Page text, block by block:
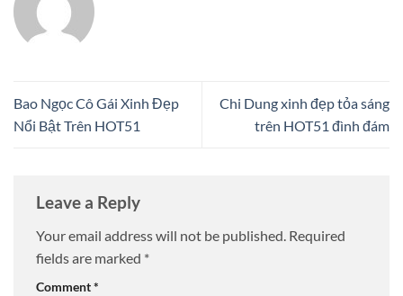
Bao Ngọc Cô Gái Xinh Đẹp
Nổi Bật Trên HOT51
Chi Dung xinh đẹp tỏa sáng
trên HOT51 đình đám
Leave a Reply
Your email address will not be published. Required
fields are marked *
Comment*